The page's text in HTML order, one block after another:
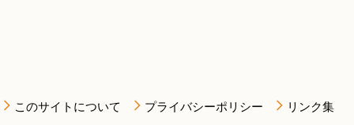
このサイトについて プライバシーポリシー リンク集